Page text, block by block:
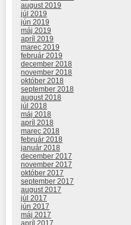
august 2019
júl 2019
jún 2019
máj 2019
apríl 2019
marec 2019
február 2019
december 2018
november 2018
október 2018
september 2018
august 2018
júl 2018
máj 2018
apríl 2018
marec 2018
február 2018
január 2018
december 2017
november 2017
október 2017
september 2017
august 2017
júl 2017
jún 2017
máj 2017
apríl 2017